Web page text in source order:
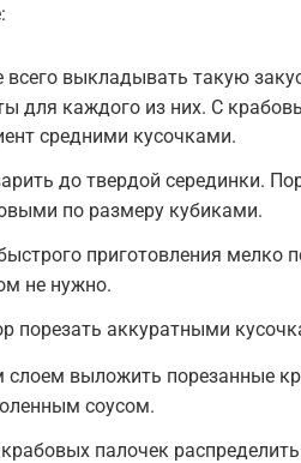
всего выкладывать такую
для каждого из них. С
средними кусочками.
до твердой серединки.
по размеру кубиками.
приготовления мелко
не нужно.
порезать аккуратными
выложить порезанные
соусом.
палочек